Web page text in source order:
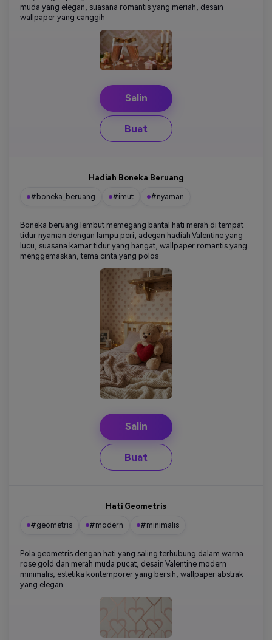
muda yang elegan, suasana romantis yang meriah, desain
wallpaper yang canggih
Salin
Buat
Hadiah Boneka Beruang
#boneka_beruang #imut #nyaman
Boneka beruang lembut memegang bantal hati merah di tempat
tidur nyaman dengan lampu peri, adegan hadiah Valentine yang
lucu, suasana kamar tidur yang hangat, wallpaper romantis yang
menggemaskan, tema cinta yang polos
Salin
Buat
Hati Geometris
#geometris #modern #minimalis
Pola geometris dengan hati yang saling terhubung dalam warna
rose gold dan merah muda pucat, desain Valentine modern
minimalis, estetika kontemporer yang bersih, wallpaper abstrak
yang elegan